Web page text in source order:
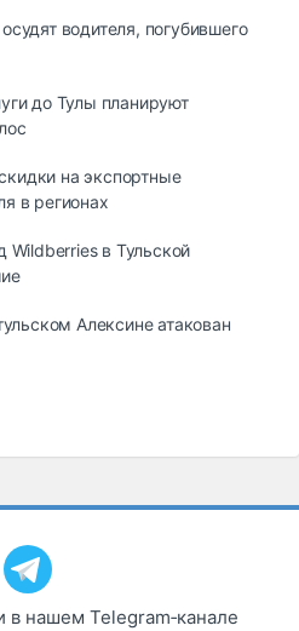
водителя, погубившего
до Тулы планируют
на экспортные
в регионах
Wildberries в Тульской
Алексине атакован
в нашем Telegram‑канале